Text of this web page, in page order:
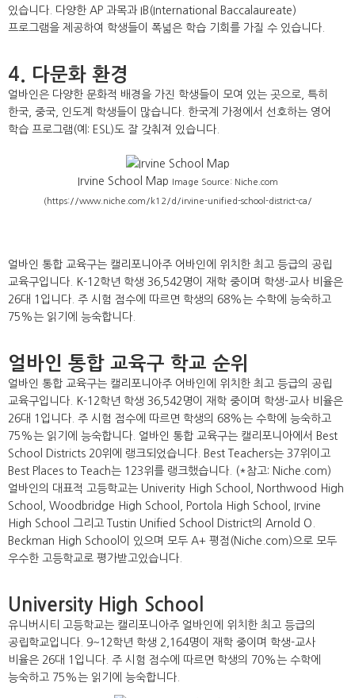
있습니다. 다양한 AP 과목과 IB(International Baccalaureate)
프로그램을 제공하여 학생들이 폭넓은 학습 기회를 가질 수 있습니다.
4. 다문화 환경
얼바인은 다양한 문화적 배경을 가진 학생들이 모여 있는 곳으로, 특히
한국, 중국, 인도계 학생들이 많습니다. 한국계 가정에서 선호하는 영어
학습 프로그램(예: ESL)도 잘 갖춰져 있습니다.
Irvine School Map Image Source: Niche.com
(https://www.niche.com/k12/d/irvine-unified-school-district-ca/
얼바인 통합 교육구는 캘리포니아주 어바인에 위치한 최고 등급의 공립
교육구입니다. K-12학년 학생 36,542명이 재학 중이며 학생-교사 비율은
26대 1입니다. 주 시험 점수에 따르면 학생의 68%는 수학에 능숙하고
75%는 읽기에 능숙합니다.
얼바인 통합 교육구 학교 순위
얼바인 통합 교육구는 캘리포니아주 어바인에 위치한 최고 등급의 공립
교육구입니다. K-12학년 학생 36,542명이 재학 중이며 학생-교사 비율은
26대 1입니다. 주 시험 점수에 따르면 학생의 68%는 수학에 능숙하고
75%는 읽기에 능숙합니다. 얼바인 통합 교육구는 캘리포니아에서 Best
School Districts 20위에 랭크되었습니다. Best Teachers는 37위이고
Best Places to Teach는 123위를 랭크했습니다. (*참고: Niche.com)
얼바인의 대표적 고등학교는 Univerity High School, Northwood High
School, Woodbridge High School, Portola High School, Irvine
High School 그리고 Tustin Unified School District의 Arnold O.
Beckman High School이 있으며 모두 A+ 평점(Niche.com)으로 모두
우수한 고등학교로 평가받고있습니다.
University High School
유니버시티 고등학교는 캘리포니아주 얼바인에 위치한 최고 등급의
공립학교입니다. 9~12학년 학생 2,164명이 재학 중이며 학생-교사
비율은 26대 1입니다. 주 시험 점수에 따르면 학생의 70%는 수학에
능숙하고 75%는 읽기에 능숙합니다.